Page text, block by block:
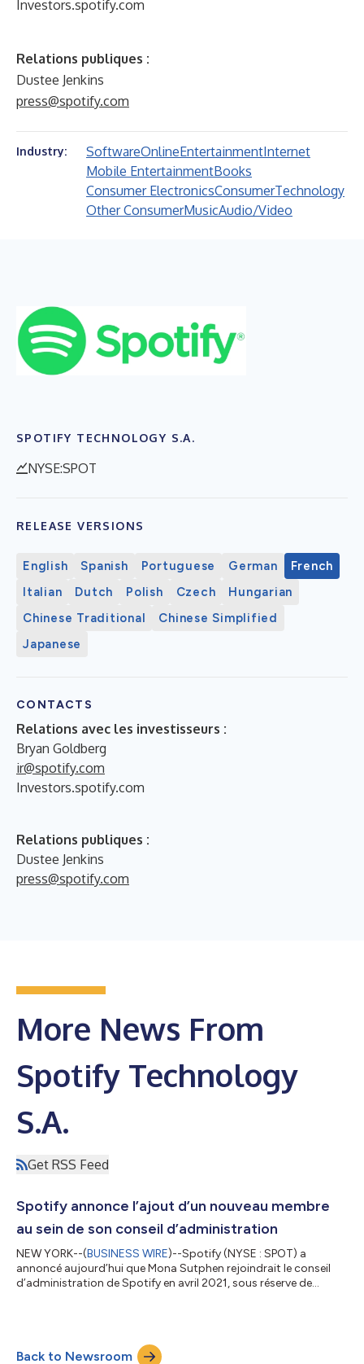
Investors.spotify.com
Relations publiques :
Dustee Jenkins
press@spotify.com
Industry: SoftwareOnlineEntertainmentInternet
Mobile EntertainmentBooks
Consumer ElectronicsConsumerTechnology
Other ConsumerMusicAudio/Video
SPOTIFY TECHNOLOGY S.A.
NYSE:SPOT
RELEASE VERSIONS
English Spanish Portuguese German
French
Italian
Dutch Polish Czech
Hungarian
Chinese Traditional
Chinese Simplified
Japanese
CONTACTS
Relations avec les investisseurs :
Bryan Goldberg
ir@spotify.com
Investors.spotify.com
Relations publiques :
Dustee Jenkins
press@spotify.com
More News From
Spotify Technology
S.A.
Get RSS Feed
Spotify annonce l’ajout d’un nouveau membre
au sein de son conseil d’administration
NEW YORK--(BUSINESS WIRE)--Spotify (NYSE : SPOT) a
annoncé aujourd’hui que Mona Sutphen rejoindrait le conseil
d’administration de Spotify en avril 2021, sous réserve de
fonctionnaire à la Maison-Blanche au cours de l’administration
Obama. « Mona a bâti sa carrière dans les secteurs publics et
Back to Newsroom